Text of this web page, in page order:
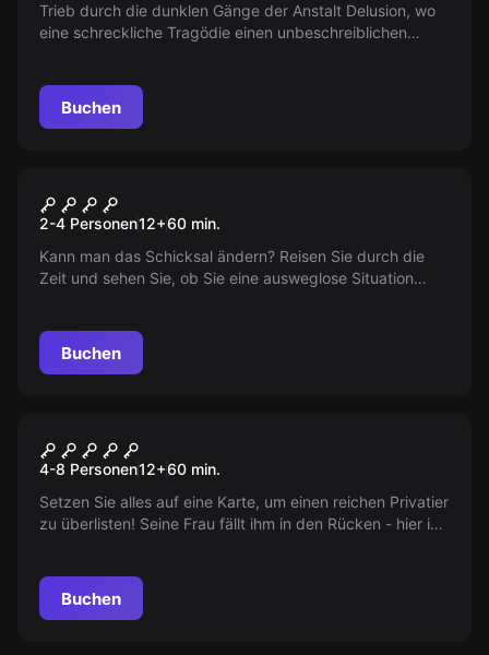
Trieb durch die dunklen Gänge der Anstalt Delusion, wo
eine schreckliche Tragödie einen unbeschreiblichen
Buchen
Chernobyl
2-4 Personen12+60 min.
Kann man das Schicksal ändern? Reisen Sie durch die
Zeit und sehen Sie, ob Sie eine ausweglose Situation
Buchen
Juwelenraub
4-8 Personen12+60 min.
Setzen Sie alles auf eine Karte, um einen reichen Privatier
zu überlisten! Seine Frau fällt ihm in den Rücken - hier ist
Buchen